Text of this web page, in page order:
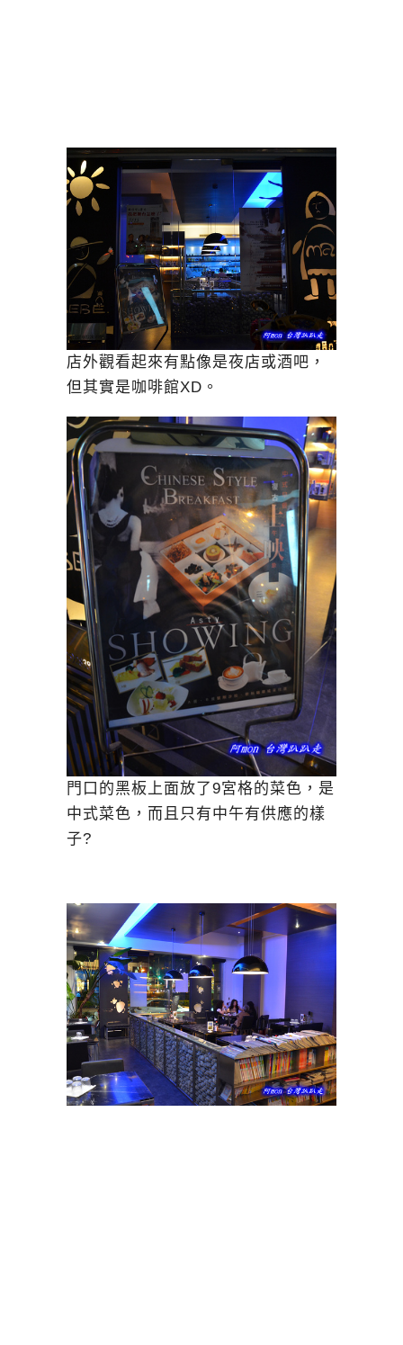
店外觀看起來有點像是夜店或酒吧，
但其實是咖啡館XD。
門口的黑板上面放了9宮格的菜色，是
中式菜色，而且只有中午有供應的樣
子?